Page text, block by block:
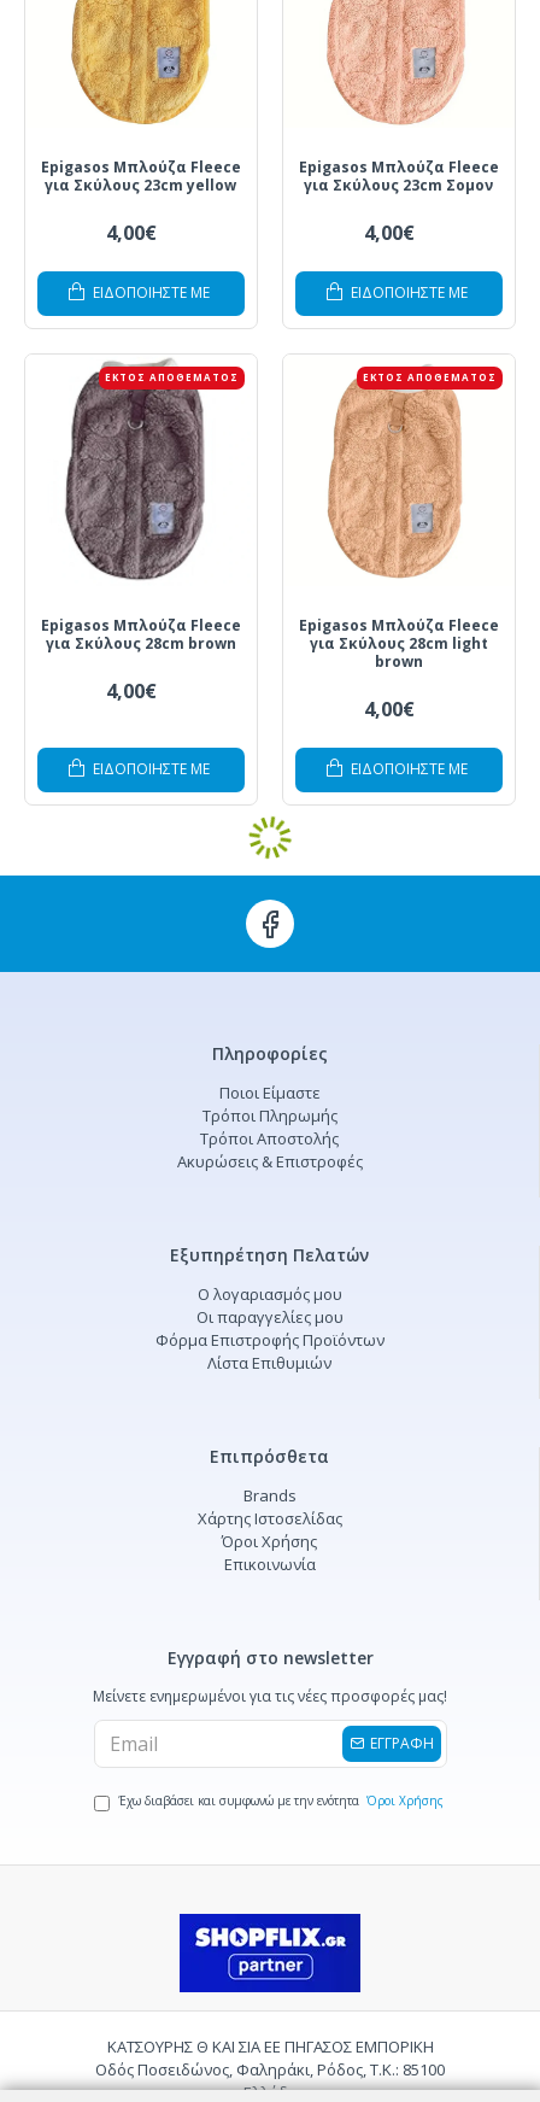
Epigasos Μπλούζα Fleece
για Σκύλους 23cm yellow
4,00€
ΕΙΔΟΠΟΙΗΣΤΕ ΜΕ
Epigasos Μπλούζα Fleece
για Σκύλους 23cm Σομον
4,00€
ΕΙΔΟΠΟΙΗΣΤΕ ΜΕ
ΕΚΤΌΣ ΑΠΟΘΈΜΑΤΟΣ
Epigasos Μπλούζα Fleece
για Σκύλους 28cm brown
4,00€
ΕΙΔΟΠΟΙΗΣΤΕ ΜΕ
ΕΚΤΌΣ ΑΠΟΘΈΜΑΤΟΣ
Epigasos Μπλούζα Fleece
για Σκύλους 28cm light
brown
4,00€
ΕΙΔΟΠΟΙΗΣΤΕ ΜΕ
Πληροφορίες
Ποιοι Είμαστε
Τρόποι Πληρωμής
Τρόποι Αποστολής
Ακυρώσεις & Επιστροφές
Εξυπηρέτηση Πελατών
Ο λογαριασμός μου
Οι παραγγελίες μου
Φόρμα Επιστροφής Προϊόντων
Λίστα Επιθυμιών
Επιπρόσθετα
Brands
Χάρτης Ιστοσελίδας
Όροι Χρήσης
Επικοινωνία
Εγγραφή στο newsletter
Μείνετε ενημερωμένοι για τις νέες προσφορές μας!
ΕΓΓΡΑΦΗ
Έχω διαβάσει και συμφωνώ με την ενότητα Όροι Χρήσης
ΚΑΤΣΟΥΡΗΣ Θ ΚΑΙ ΣΙΑ ΕΕ ΠΗΓΑΣΟΣ ΕΜΠΟΡΙΚΗ
Οδός Ποσειδώνος, Φαληράκι, Ρόδος, Τ.Κ.: 85100
Ελλάδα